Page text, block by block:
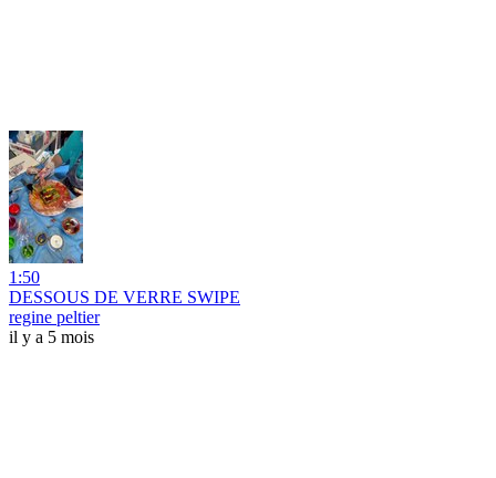
1:50
DESSOUS DE VERRE SWIPE
regine peltier
il y a 5 mois